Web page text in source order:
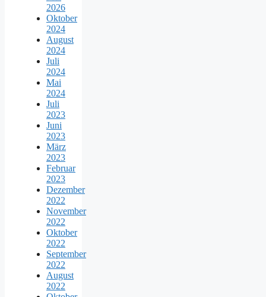
2026
Oktober
2024
August
2024
Juli
2024
Mai
2024
Juli
2023
Juni
2023
März
2023
Februar
2023
Dezember
2022
November
2022
Oktober
2022
September
2022
August
2022